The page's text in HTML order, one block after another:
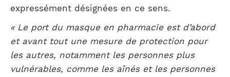
expressément désignées en ce sens.
« Le port du masque en pharmacie est d’abord
et avant tout une mesure de protection pour
les autres, notamment les personnes plus
vulnérables, comme les aînés et les personnes